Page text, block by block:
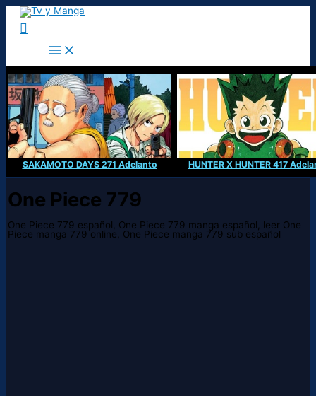
Ir
contenido
Buscar
SAKAMOTO DAYS 271 Adelanto HUNTER X HUNTER 417
One Piece 779
One Piece 779 español, One Piece 779 manga español, leer One
Piece manga 779 online, One Piece manga 779 sub español